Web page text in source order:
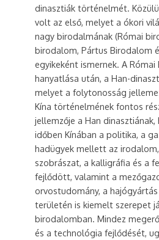
dinasztiák történelmét.
volt az első, melyet a ókori
nagy birodalmának (Római
birodalom, Pártus Birodalom
egyikeként ismernek. A
hanyatlása után, a Han-
melyet a folytonosság
Kína történelmének fontos
jellemzője a Han dinasztiának,
időben Kínában a politika, a
hadügyek mellett az
szobrászat, a kalligráfia és a
fejlődött, valamint a
orvostudomány, a
területén is kiemelt szerepet
birodalomban. Mindez
és a technológia fejlődését,